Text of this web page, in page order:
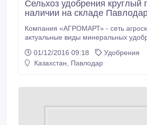
Сельхоз удобрения круглый
наличии на складе
Компания «АГРОМАРТ» - сеть
актуальные виды минеральных
карбамид, НПК, КАС-32, гумат. п.Жана аул,
территория Торговая База (желтый
01/12/2016 09:18
Удобрения
Казахстан, Павлодар